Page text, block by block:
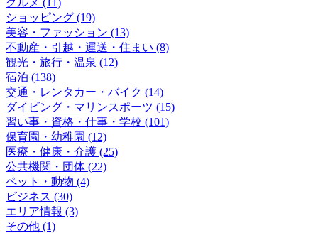
ショッピング (19)
美容・ファッション (13)
不動産・引越・運送・住まい (8)
観光・旅行・温泉 (12)
宿泊 (138)
交通・レンタカー・バイク (14)
ダイビング・マリンスポーツ (15)
習い事・資格・仕事・学校 (101)
保育園・幼稚園 (12)
医療・健康・介護 (25)
公共機関・団体 (22)
ペット・動物 (4)
ビジネス (30)
エリア情報 (3)
その他 (1)